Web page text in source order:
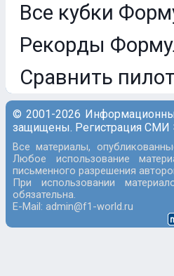
Все кубки
Рекорды
Сравнить
© 2001-2026
защищены. Регистрация
Все материалы,
Любое использование
письменного разрешения
При использовании
обязательна.
E-Mail: admin@f1-world.ru